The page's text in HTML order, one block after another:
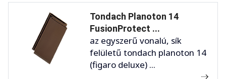
Tondach Planoton 14
FusionProtect ...
az egyszerű vonalú, sík
felületű tondach planoton 14
(figaro deluxe) ...